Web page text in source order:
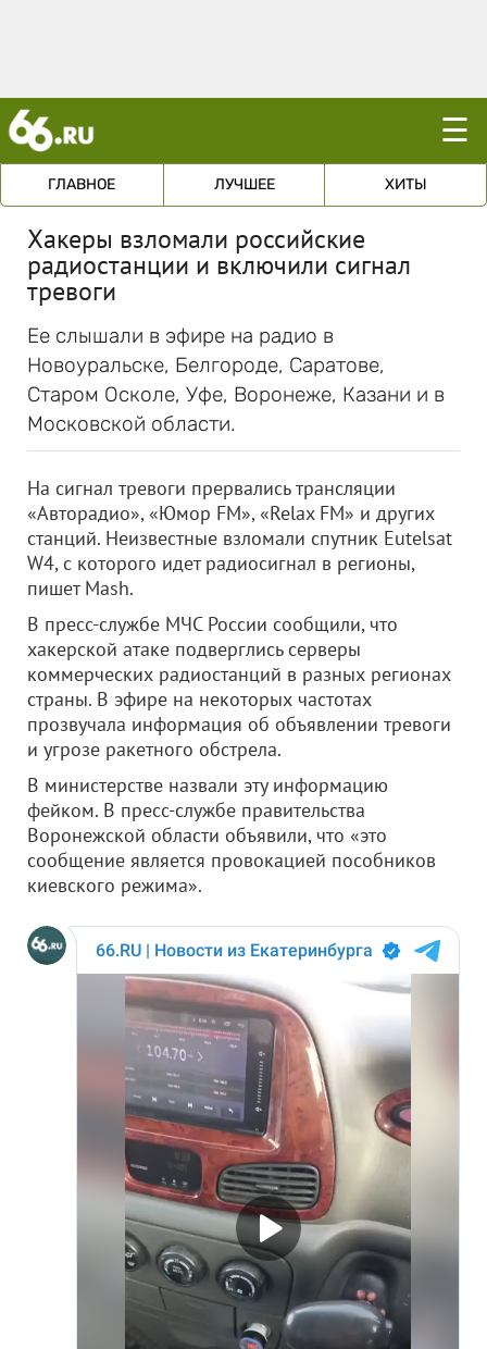
☰
ГЛАВНОЕ ЛУЧШЕЕ ХИТЫ
Хакеры взломали российские
радиостанции и включили сигнал
тревоги
Ее слышали в эфире на радио в
Новоуральске, Белгороде, Саратове,
Старом Осколе, Уфе, Воронеже, Казани и в
Московской области.
На сигнал тревоги прервались трансляции
«Авторадио», «Юмор FM», «Relax FM» и других
станций. Неизвестные взломали спутник Eutelsat
W4, с которого идет радиосигнал в регионы,
пишет Mash.
В пресс-службе МЧС России сообщили, что
хакерской атаке подверглись серверы
коммерческих радиостанций в разных регионах
страны. В эфире на некоторых частотах
прозвучала информация об объявлении тревоги
и угрозе ракетного обстрела.
В министерстве назвали эту информацию
фейком. В пресс-службе правительства
Воронежской области объявили, что «это
сообщение является провокацией пособников
киевского режима».